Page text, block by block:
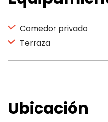
Comedor privado
Terraza
Ubicación